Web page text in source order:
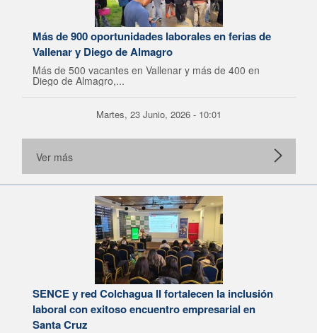
Más de 900 oportunidades laborales en ferias de
Vallenar y Diego de Almagro
Más de 500 vacantes en Vallenar y más de 400 en
Diego de Almagro,...
Martes, 23 Junio, 2026 - 10:01
Ver más
SENCE y red Colchagua II fortalecen la inclusión
laboral con exitoso encuentro empresarial en
Santa Cruz